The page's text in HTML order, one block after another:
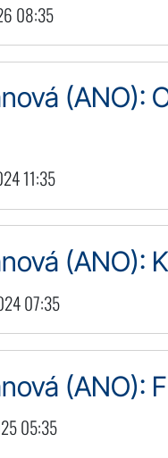
08:35
(ANO):
11:35
(ANO):
07:35
(ANO):
05:35